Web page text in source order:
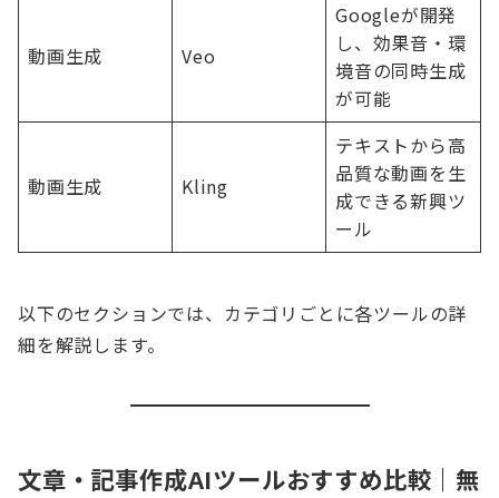
動画生成 Veo
Googleが開発
し、効果音・環
境音の同時生成
が可能
動画生成 Kling
テキストから高
品質な動画を生
成できる新興ツ
ール
以下のセクションでは、カテゴリごとに各ツールの詳
細を解説します。
文章・記事作成AIツールおすすめ比較｜無